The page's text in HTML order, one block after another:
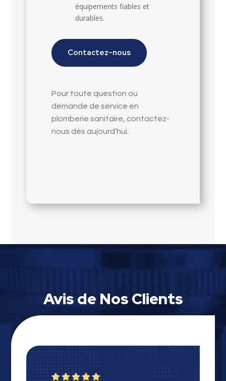
équipements fiables et
durables.
Contactez-nous
Pour toute question ou
demande de service en
plomberie sanitaire, contactez-
nous dès aujourd’hui.
Avis de Nos Clients
    